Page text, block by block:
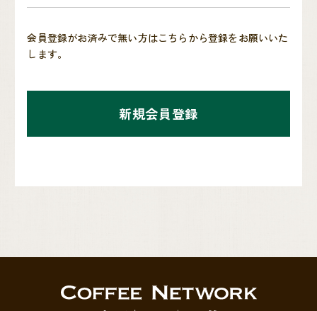
会員登録がお済みで無い方はこちらから登録をお願いいた
します。
新規会員登録